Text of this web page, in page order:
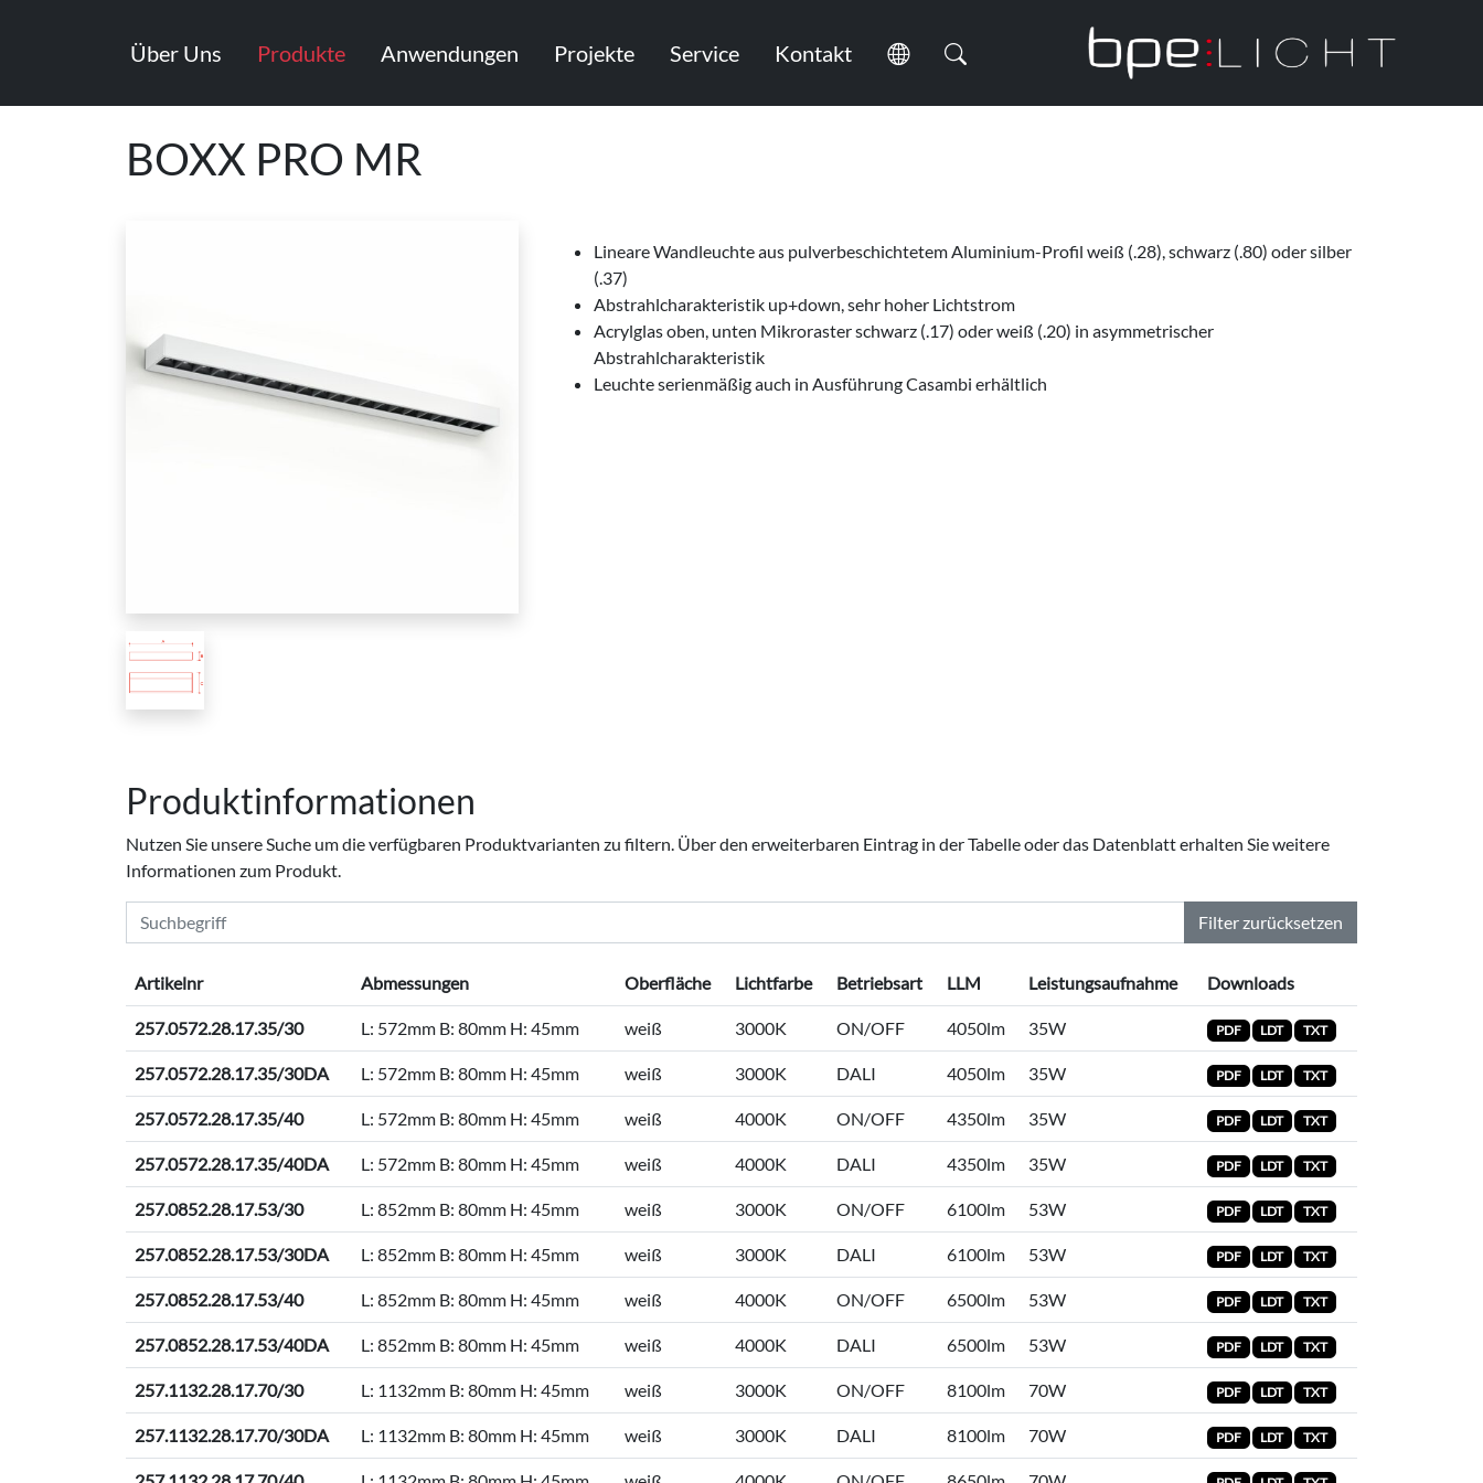
Über Uns Produkte Anwendungen Projekte Service Kontakt
BOXX PRO MR
Lineare Wandleuchte aus pulverbeschichtetem Aluminium-Profil weiß (.28), schwarz (.80) oder silber
(.37)
Abstrahlcharakteristik up+down, sehr hoher Lichtstrom
Acrylglas oben, unten Mikroraster schwarz (.17) oder weiß (.20) in asymmetrischer
Abstrahlcharakteristik
Leuchte serienmäßig auch in Ausführung Casambi erhältlich
Produktinformationen
Nutzen Sie unsere Suche um die verfügbaren Produktvarianten zu filtern. Über den erweiterbaren Eintrag in der Tabelle oder das Datenblatt erhalten Sie weitere
Informationen zum Produkt.
Filter zurücksetzen
Artikelnr Abmessungen Oberfläche Lichtfarbe Betriebsart LLM Leistungsaufnahme Downloads
257.0572.28.17.35/30 L: 572mm B: 80mm H: 45mm weiß 3000K ON/OFF 4050lm 35W PDF LDT TXT
257.0572.28.17.35/30DA L: 572mm B: 80mm H: 45mm weiß 3000K DALI 4050lm 35W PDF LDT TXT
257.0572.28.17.35/40 L: 572mm B: 80mm H: 45mm weiß 4000K ON/OFF 4350lm 35W PDF LDT TXT
257.0572.28.17.35/40DA L: 572mm B: 80mm H: 45mm weiß 4000K DALI 4350lm 35W PDF LDT TXT
257.0852.28.17.53/30 L: 852mm B: 80mm H: 45mm weiß 3000K ON/OFF 6100lm 53W PDF LDT TXT
257.0852.28.17.53/30DA L: 852mm B: 80mm H: 45mm weiß 3000K DALI 6100lm 53W PDF LDT TXT
257.0852.28.17.53/40 L: 852mm B: 80mm H: 45mm weiß 4000K ON/OFF 6500lm 53W PDF LDT TXT
257.0852.28.17.53/40DA L: 852mm B: 80mm H: 45mm weiß 4000K DALI 6500lm 53W PDF LDT TXT
257.1132.28.17.70/30 L: 1132mm B: 80mm H: 45mm weiß 3000K ON/OFF 8100lm 70W PDF LDT TXT
257.1132.28.17.70/30DA L: 1132mm B: 80mm H: 45mm weiß 3000K DALI 8100lm 70W PDF LDT TXT